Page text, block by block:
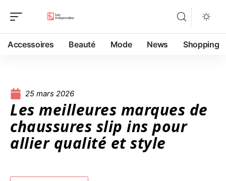
Accessoires Beauté Mode News Shopping
25 mars 2026
Les meilleures marques de
chaussures slip ins pour
allier qualité et style